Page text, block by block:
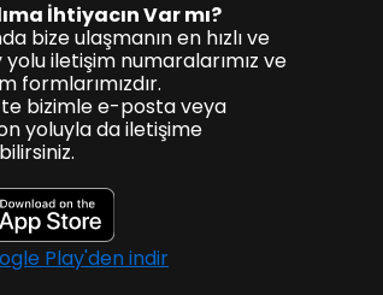
İhtiyacın Var mı?
bize ulaşmanın en hızlı ve
yolu iletişim numaralarımız ve
formlarımızdır.
bizimle e-posta veya
yoluyla da iletişime